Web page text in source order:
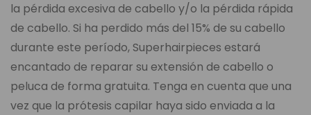
la pérdida excesiva de cabello y/o la pérdida rápida
de cabello. Si ha perdido más del 15% de su cabello
durante este período, Superhairpieces estará
encantado de reparar su extensión de cabello o
peluca de forma gratuita. Tenga en cuenta que una
vez que la prótesis capilar haya sido enviada a la